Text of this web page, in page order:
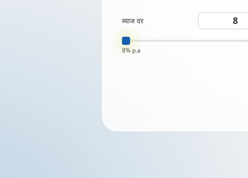
ब्याज दर
8% p.a